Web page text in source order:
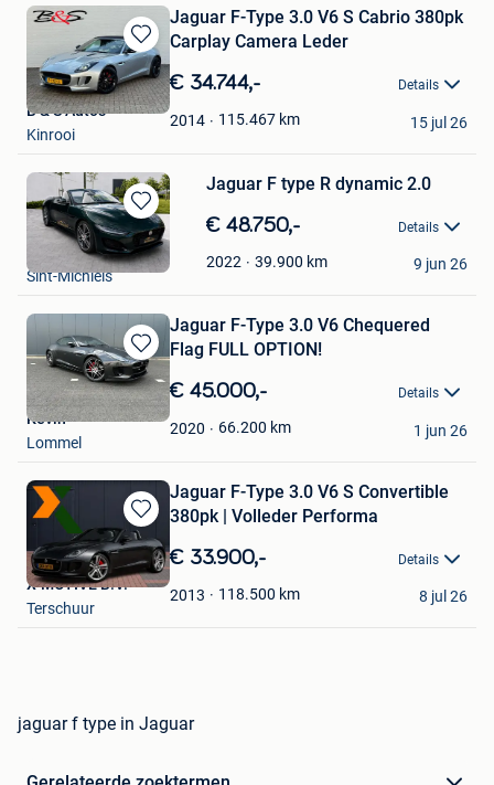
Bewaren
in
Mijn
Favorieten
Jaguar F-Type 3.0 V6 S Cabrio 380pk
Carplay Camera Leder
€ 34.744,- Details
2014 115.467 km
B & S Auto's
Kinrooi
15 jul 26
Bewaren
in
Mijn
Jaguar F type R dynamic 2.0
€ 48.750,- Details
2022 39.900 km
ddfmotors
Sint-Michiels
9 jun 26
Bewaren
in
Mijn
Favorieten
Jaguar F-Type 3.0 V6 Chequered
Flag FULL OPTION!
€ 45.000,- Details
2020 66.200 km
Kevin
Lommel
1 jun 26
Bewaren
in
Mijn
Favorieten
Jaguar F-Type 3.0 V6 S Convertible
380pk | Volleder Performa
€ 33.900,- Details
2013 118.500 km
X-MOTIVE B.V.
Terschuur
8 jul 26
jaguar f type in Jaguar